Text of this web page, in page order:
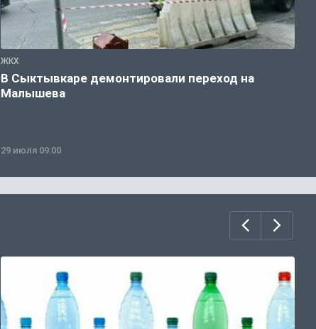
ЖКХ
В Сыктывкаре демонтировали переход на
Малышева
29 июля 09:00